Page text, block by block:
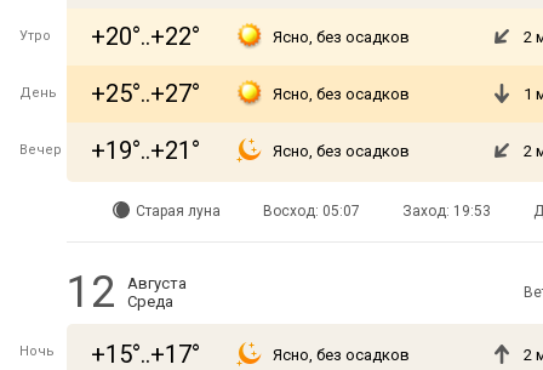
Утро +20°..+22° Ясно, без осадков 2
День +25°..+27° Ясно, без осадков 1
Вечер +19°..+21° Ясно, без осадков 2
Старая луна Восход: 05:07 Заход: 19:53
12
Августа
Среда
Ночь +15°..+17° Ясно, без осадков 2